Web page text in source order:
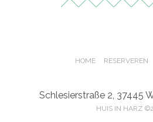
HOME RESERVEREN
Schlesierstraße 2, 37445
HUIS IN HARZ